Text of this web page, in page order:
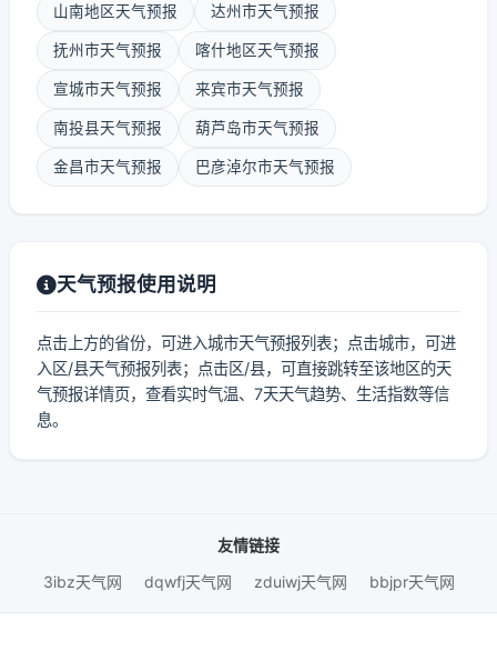
山南地区天气预报 达州市天气预报
抚州市天气预报 喀什地区天气预报
宣城市天气预报 来宾市天气预报
南投县天气预报 葫芦岛市天气预报
金昌市天气预报 巴彦淖尔市天气预报
天气预报使用说明
点击上方的省份，可进入城市天气预报列表；点击城市，可进
入区/县天气预报列表；点击区/县，可直接跳转至该地区的天
气预报详情页，查看实时气温、7天天气趋势、生活指数等信
息。
友情链接
3ibz天气网
dqwfj天气网 zduiwj天气网 bbjpr天气网